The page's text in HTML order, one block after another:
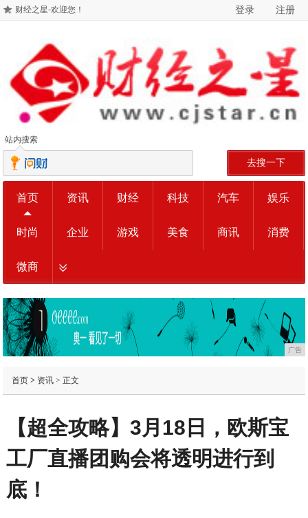
财经之星-欢迎您！ 登录 注册
站内搜索
去搜一下
首页 资讯 财经 科技 汽车 娱乐
时尚 企业 游戏 美食 商讯 消费
微商
广告
首页> 资讯> 正文
【超全攻略】3月18日，欧斯宝
工厂直播团购会将透明进行到
底！